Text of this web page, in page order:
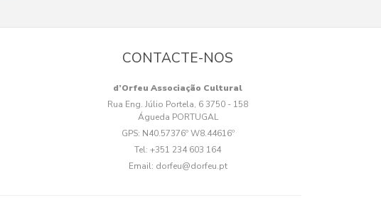
CONTACTE-NOS
d’Orfeu Associação Cultural
Rua Eng. Júlio Portela, 6 3750 - 158
Águeda PORTUGAL
GPS: N40.57376º W8.44616º
Tel:+351 234 603 164
Email: dorfeu@dorfeu.pt